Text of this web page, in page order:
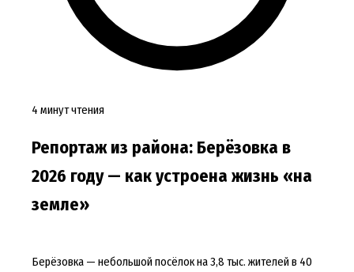
4 минут чтения
Репортаж из района: Берёзовка в
2026 году — как устроена жизнь «на
земле»
Берёзовка — небольшой посёлок на 3,8 тыс. жителей в 40